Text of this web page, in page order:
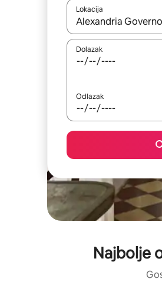
Lokacija
Kad su rezultati
Dolazak
Odlazak
Najbolje